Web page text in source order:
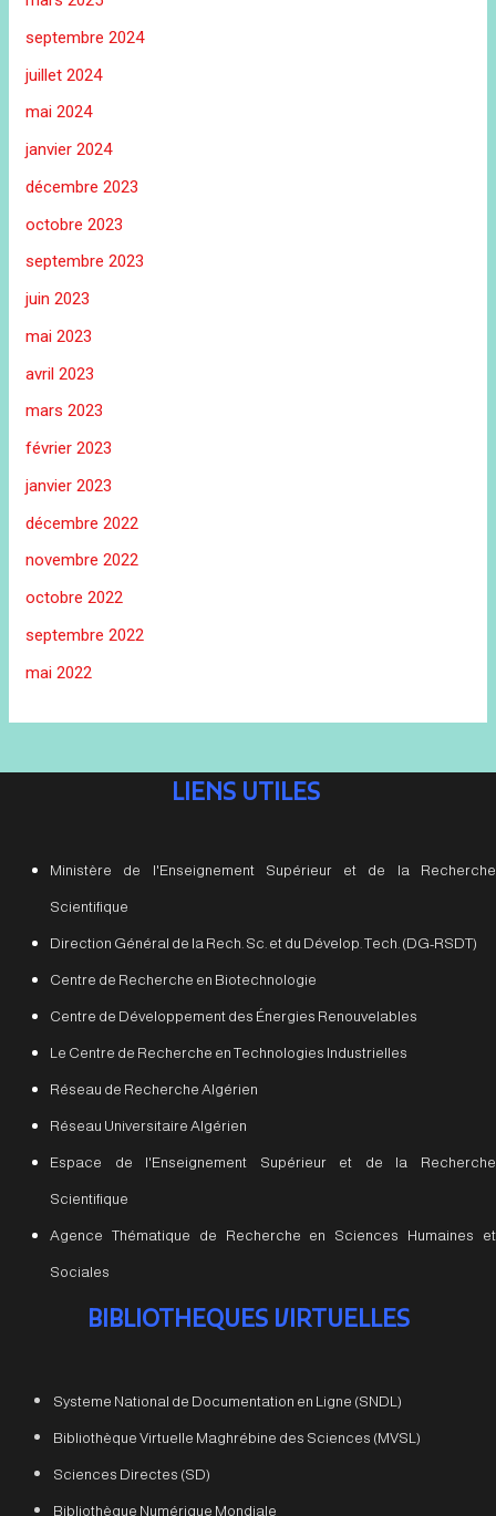
septembre 2024
juillet 2024
mai 2024
janvier 2024
décembre 2023
octobre 2023
septembre 2023
juin 2023
mai 2023
avril 2023
mars 2023
février 2023
janvier 2023
décembre 2022
novembre 2022
octobre 2022
septembre 2022
mai 2022
LIENS UTILES
Ministère de l'Enseignement Supérieur et de la Recherche
Scientifique
Direction Général de la Rech. Sc. et du Dévelop. Tech. (DG-RSDT)
Centre de Recherche en Biotechnologie
Centre de Développement des Énergies Renouvelables
Le Centre de Recherche en Technologies Industrielles
Réseau de Recherche Algérien
Réseau Universitaire Algérien
Espace de l'Enseignement Supérieur et de la Recherche
Scientifique
Agence Thématique de Recherche en Sciences Humaines et
Sociales
BIBLIOTHEQUES VIRTUELLES
Systeme National de Documentation en Ligne (SNDL)
Bibliothèque Virtuelle Maghrébine des Sciences (MVSL)
Sciences Directes (SD)
Bibliothèque Numérique Mondiale